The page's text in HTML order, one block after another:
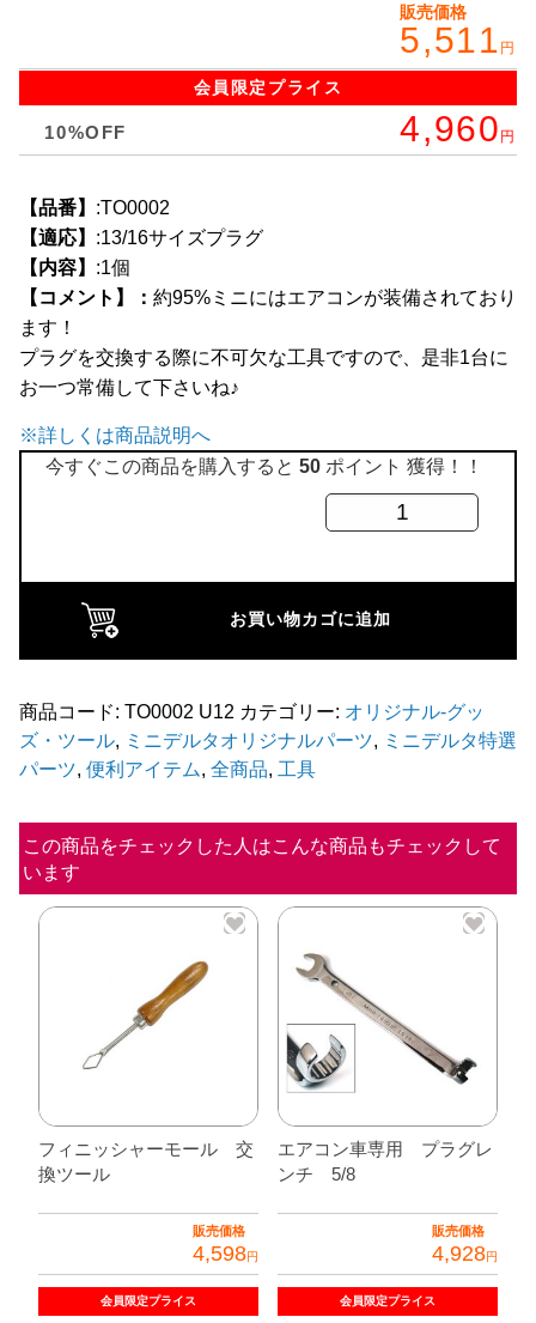
＋
レアパーツ/在庫限り
BMW MINI
全商品
販売価格
5,511 円
会員限定 プライス
10%OFF 4,960 円
【品番】 :TO0002
【適応】 :13/16サイズプラグ
【内容】 :1個
【コメント】： 約95%ミニにはエアコンが装備されており
ます！
プラグを交換する際に不可欠な工具ですので、是非1台に
お一つ常備して下さいね♪
※詳しくは商品説明へ
今すぐこの商品を購入すると 50 ポイント 獲得！！
用
プ
ラ
レ
ン
チ
お買い物カゴに追加
商品コード: TO0002 U12 カテゴリー: オリジナル-グッ
ズ・ツール, ミニデルタオリジナルパーツ, ミニデルタ特選
パーツ, 便利アイテム, 全商品, 工具
この商品をチェックした人はこんな商品もチェックして
います
フィニッシャーモール 交
換ツール
販売価格
4,598円
会員限定プライス
エアコン車専用 プラグレ
ンチ 5/8
販売価格
4,928円
会員限定プライス